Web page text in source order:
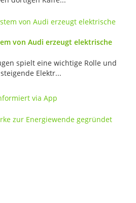
von Audi erzeugt elektrische
spielt eine wichtige Rolle und
Elektr...
via App
zur Energiewende gegründet